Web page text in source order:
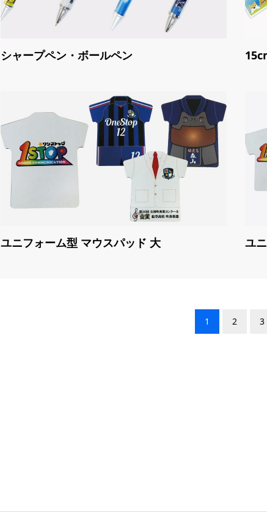
シャープペン・ボールペン
ユニフォーム型 マウスパッド 大 ユ
1 2 3